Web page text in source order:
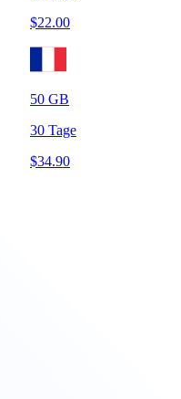
$22.00
50 GB
30 Tage
$34.90